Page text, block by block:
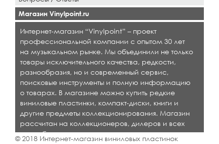
Магазин Vinylpoint.ru
Интернет-магазин “Vinylpoint” – проект
профессиональной компании с опытом 30 лет
на музыкальном рынке. Мы объединили не только
товары исключительного качества, редкости,
разнообразия, но и современный сервис,
поисковые инструменты и полную информацию
о товарах. В магазине можно купить редкие
виниловые пластинки, компакт-диски, книги и
другие предметы коллекционирования. Магазин
рассчитан на коллекционеров, дилеров и всех
кто любит качественную музыку.
© 2018 Интернет-магазин виниловых пластинок